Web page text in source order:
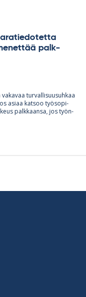
palk­
tur­val­li­suusuh­kaa
asiaa kat­soo työ­so­pi­
palk­kaansa, jos työn­